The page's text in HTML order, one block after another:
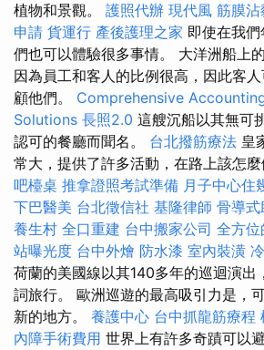
植物和景觀。 護照代辦 現代風 筋膜
申請 貨運行 產後護理之家 即使在我
們也可以體驗很多事情。 大洋洲船上
因為員工和客人的比例很高，因此客
顧他們。 Comprehensive
Solutions 長照2.0 這艘沉船以其無可
認可的餐廳而聞名。 台北撥筋療法 皇
常大，提供了許多活動，在路上該怎麼
吧檯桌 推拿證照考試準備 月子中心住
下巴醫美 台北徵信社 基隆律師 骨導式
養生村 全口重建 台中搬家公司 全方位
站曝光度 台中外燴 防水漆 室內裝潢
荷蘭的美國線以其140多年的巡迴演出
詞旅行。 歐洲巡遊的最高吸引力是，
新的地方。 養護中心 台中抓龍筋療程
內障手術費用 世界上有許多奇蹟可以